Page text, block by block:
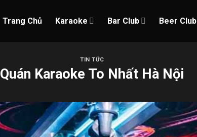
Trang Chủ Karaoke Bar Club Beer Club
TIN TỨC
Quán Karaoke To Nhất Hà Nội